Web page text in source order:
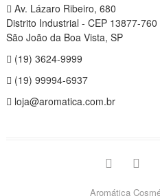
Av. Lázaro Ribeiro, 680
Distrito Industrial - CEP 13877-760
São João da Boa Vista, SP
(19) 3624-9999
(19) 99994-6937
loja@aromatica.com.br
Aromática